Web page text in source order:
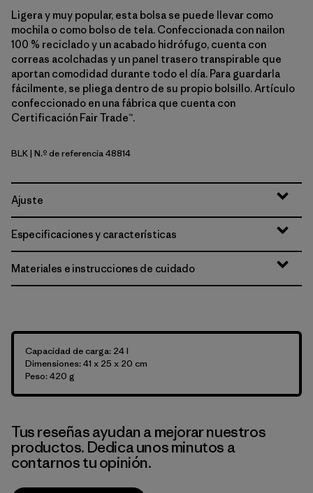
Ligera y muy popular, esta bolsa se puede llevar como
mochila o como bolso de tela. Confeccionada con nailon
100 % reciclado y un acabado hidrófugo, cuenta con
correas acolchadas y un panel trasero transpirable que
aportan comodidad durante todo el día. Para guardarla
fácilmente, se pliega dentro de su propio bolsillo. Artículo
confeccionado en una fábrica que cuenta con
Certificación Fair Trade™.
Black
BLK| N.º de referencia 48814
Ajuste
Especificaciones y características
Materiales e instrucciones de cuidado
Capacidad de carga: 24 l
Dimensiones: 41 x 25 x 20 cm
Peso: 420 g
Tus reseñas ayudan a mejorar nuestros
productos. Dedica unos minutos a
contarnos tu opinión.